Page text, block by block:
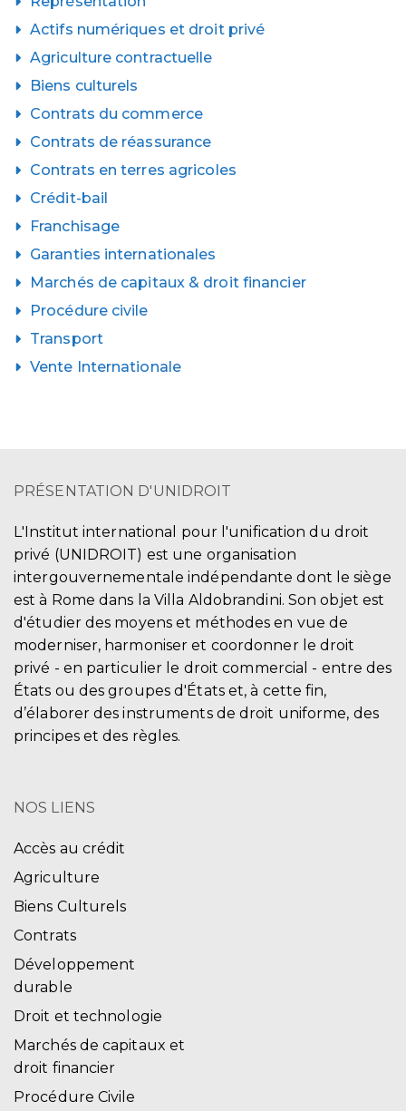
Actifs numériques et droit privé
Agriculture contractuelle
Biens culturels
Contrats du commerce
Contrats de réassurance
Contrats en terres agricoles
Crédit-bail
Franchisage
Garanties internationales
Marchés de capitaux & droit financier
Procédure civile
Transport
Vente Internationale
PRÉSENTATION D'UNIDROIT
L'Institut international pour l'unification du droit
privé (UNIDROIT) est une organisation
intergouvernementale indépendante dont le siège
est à Rome dans la Villa Aldobrandini. Son objet est
d'étudier des moyens et méthodes en vue de
moderniser, harmoniser et coordonner le droit
privé - en particulier le droit commercial - entre des
États ou des groupes d'États et, à cette fin,
d’élaborer des instruments de droit uniforme, des
principes et des règles.
NOS LIENS
Accès au crédit
Agriculture
Biens Culturels
Contrats
Développement
durable
Droit et technologie
Marchés de capitaux et
droit financier
Procédure Civile